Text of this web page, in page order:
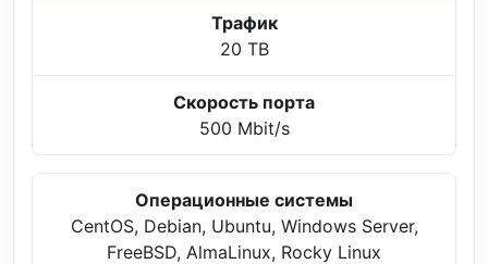
Трафик
20 TB
Скорость порта
500 Mbit/s
Операционные системы
CentOS, Debian, Ubuntu, Windows Server,
FreeBSD, AlmaLinux, Rocky Linux